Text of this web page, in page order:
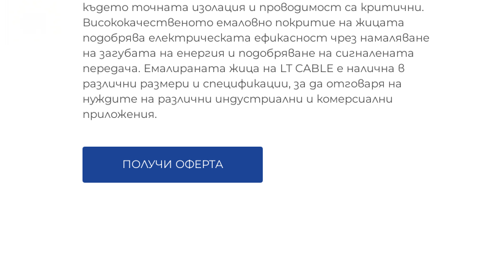
където точната изолация и проводимост са критични.
Висококачественото емаловно покритие на жицата
подобрява електрическата ефикасност чрез намаляване
на загубата на енергия и подобряване на сигналената
передача. Емалираната жица на LT CABLE е налична в
различни размери и спецификации, за да отговаря на
нуждите на различни индустриални и комерсиални
приложения.
ПОЛУЧИ ОФЕРТА